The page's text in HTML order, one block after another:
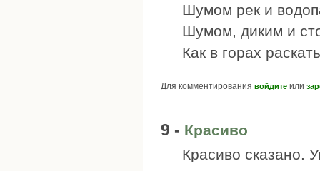
Шумом рек и
Шумом, диким и
Как в горах
Для комментирования войдите или
9 - Красиво
Красиво сказано.